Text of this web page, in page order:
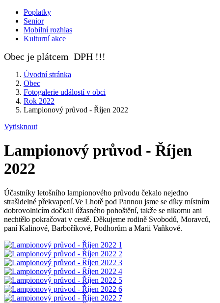
Poplatky
Senior
Mobilní rozhlas
Kulturní akce
Obec je plátcem DPH !!!
Úvodní stránka
Obec
Fotogalerie událostí v obci
Rok 2022
Lampionový průvod - Říjen 2022
Vytisknout
Lampionový průvod - Říjen
2022
Účastníky letošního lampionového průvodu čekalo nejedno
strašidelné překvapení.Ve Lhotě pod Pannou jsme se díky místním
dobrovolnicím dočkali úžasného pohoštění, takže se nikomu ani
nechtělo pokračovat v cestě. Děkujeme rodině Svobodů, Moravců,
paní Kalinové, Barboříkové, Podhorům a Marii Vaňkové.